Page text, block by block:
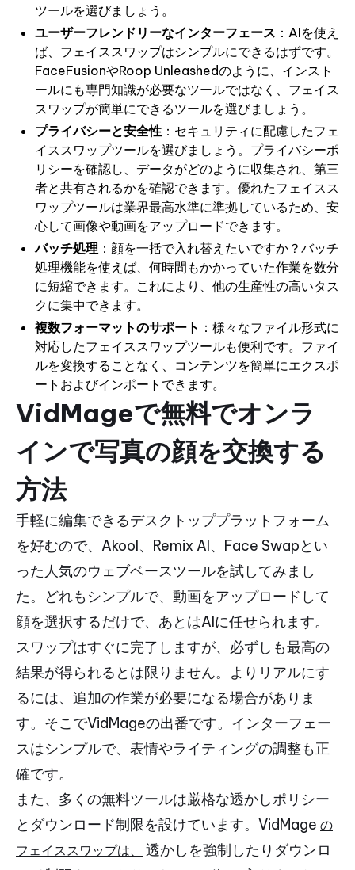
ツールを選びましょう。
ユーザーフレンドリーなインターフェース ：AIを使え
ば、フェイススワップはシンプルにできるはずです。
FaceFusionやRoop Unleashedのように、インスト
ールにも専門知識が必要なツールではなく、フェイス
スワップが簡単にできるツールを選びましょう。
プライバシーと安全性 ：セキュリティに配慮したフェ
イススワップツールを選びましょう。プライバシーポ
リシーを確認し、データがどのように収集され、第三
者と共有されるかを確認できます。優れたフェイスス
ワップツールは業界最高水準に準拠しているため、安
心して画像や動画をアップロードできます。
バッチ処理 ：顔を一括で入れ替えたいですか？バッチ
処理機能を使えば、何時間もかかっていた作業を数分
に短縮できます。これにより、他の生産性の高いタス
クに集中できます。
複数フォーマットのサポート ：様々なファイル形式に
対応したフェイススワップツールも便利です。ファイ
ルを変換することなく、コンテンツを簡単にエクスポ
ートおよびインポートできます。
VidMageで無料でオンラ
インで写真の顔を交換する
方法
手軽に編集できるデスクトッププラットフォーム
を好むので、Akool、Remix AI、Face Swapとい
った人気のウェブベースツールを試してみまし
た。どれもシンプルで、動画をアップロードして
顔を選択するだけで、あとはAIに任せられます。
スワップはすぐに完了しますが、必ずしも最高の
結果が得られるとは限りません。よりリアルにす
るには、追加の作業が必要になる場合がありま
す。そこでVidMageの出番です。インターフェー
スはシンプルで、表情やライティングの調整も正
確です。
また、多くの無料ツールは厳格な透かしポリシー
とダウンロード制限を設けています。VidMage の
フェイススワップは、
透かしを強制したりダウンロ